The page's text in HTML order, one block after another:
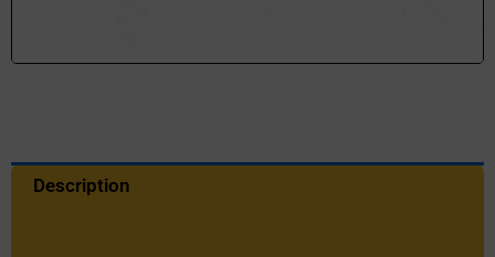
Description